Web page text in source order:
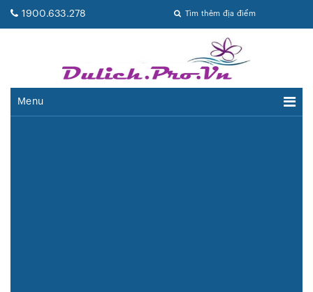
1900.633.278 Tìm thêm địa điểm
Menu